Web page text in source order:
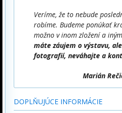
Veríme, že to nebude
robíme. Budeme ponúkať
možno v inom zložení a
máte záujem o výstavu,
fotografií, neváhajte a
Marián
DOPLŇUJÚCE INFORMÁCIE